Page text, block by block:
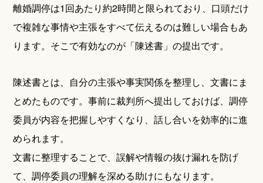
離婚調停は1回あたり約2時間と限られており、口頭だけ
で複雑な事情や主張をすべて伝えるのは難しい場合もあ
ります。そこで有効なのが「陳述書」の提出です。
陳述書とは、自分の主張や事実関係を整理し、文書にま
とめたものです。事前に裁判所へ提出しておけば、調停
委員が内容を把握しやすくなり、話し合いを効率的に進
められます。
文書に整理することで、誤解や情報の抜け漏れを防げ
て、調停委員の理解を深める助けにもなります。